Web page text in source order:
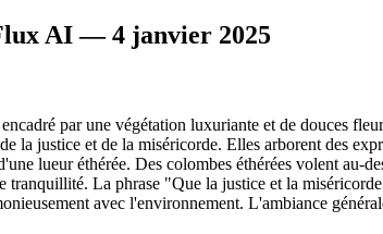
AI — 4 janvier 2025
par une végétation luxuriante et de douces
justice et de la miséricorde. Elles arborent des
lueur éthérée. Des colombes éthérées volent au-
La phrase "Que la justice et la
avec l'environnement. L'ambiance